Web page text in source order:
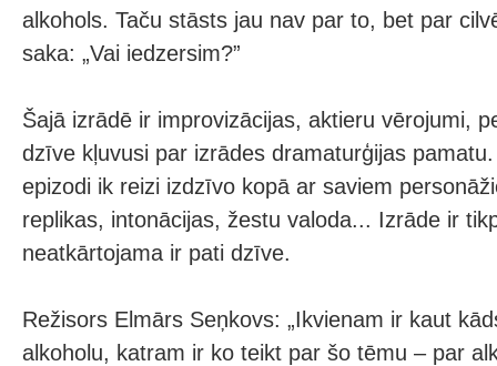
alkohols. Taču stāsts jau nav par to, bet par
saka: „Vai iedzersim?”
Šajā izrādē ir improvizācijas, aktieru vērojumi,
dzīve kļuvusi par izrādes dramaturģijas
epizodi ik reizi izdzīvo kopā ar saviem
replikas, intonācijas, žestu valoda... Izrāde ir
neatkārtojama ir pati dzīve.
Režisors Elmārs Seņkovs: „Ikvienam ir kaut
alkoholu, katram ir ko teikt par šo tēmu – par